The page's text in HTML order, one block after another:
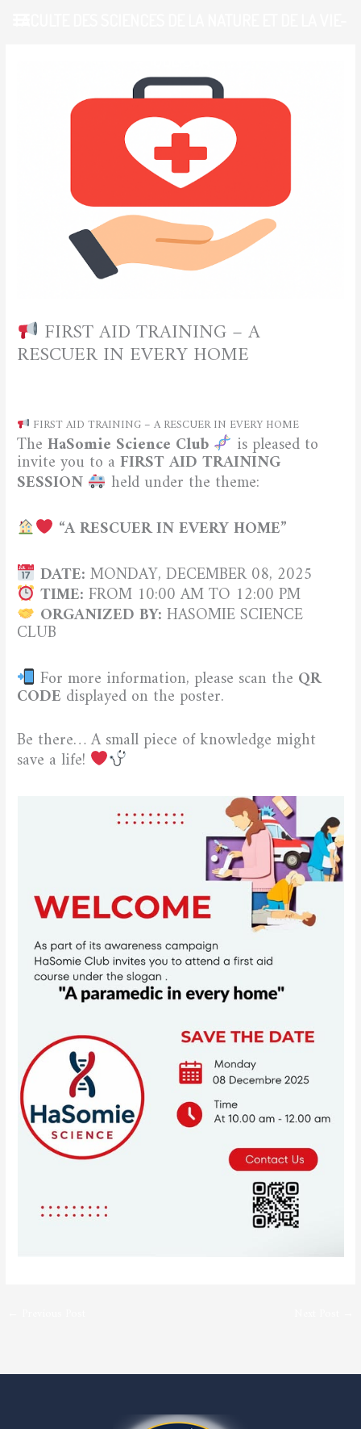
FIRST AID TRAINING – A
RESCUER IN EVERY HOME
FIRST AID TRAINING – A RESCUER IN EVERY HOME
TheHaSomie Science Club is pleased to
invite you to aFIRST AID TRAINING
SESSION
held under the theme:
“A RESCUER IN EVERY HOME”
DATE: MONDAY, DECEMBER 08, 2025
TIME: FROM 10:00 AM TO 12:00 PM
ORGANIZED BY: HASOMIE SCIENCE
CLUB
For more information, please scan the QR
CODE displayed on the poster.
Be there… A small piece of knowledge might
save a life!